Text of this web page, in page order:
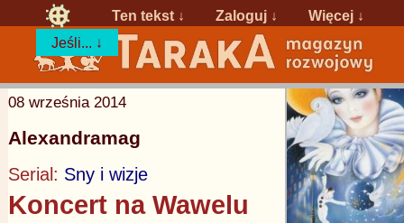
Ten tekst ↓ Zaloguj ↓
Więcej ↓
Jeśli... ↓
08 września 2014
Alexandramag
Serial: Sny i wizje
Koncert na Wawelu